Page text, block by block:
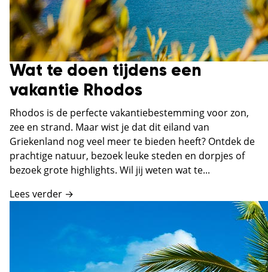
Wat te doen tijdens een
vakantie Rhodos
Rhodos is de perfecte vakantiebestemming voor zon,
zee en strand. Maar wist je dat dit eiland van
Griekenland nog veel meer te bieden heeft? Ontdek de
prachtige natuur, bezoek leuke steden en dorpjes of
bezoek grote highlights. Wil jij weten wat te...
Lees verder →